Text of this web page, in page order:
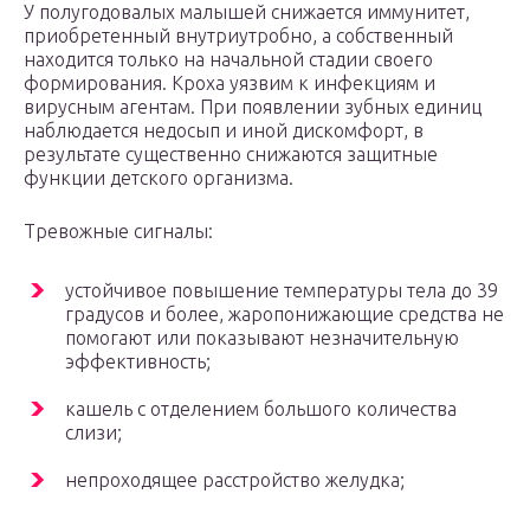
У полугодовалых малышей снижается иммунитет,
приобретенный внутриутробно, а собственный
находится только на начальной стадии своего
формирования. Кроха уязвим к инфекциям и
вирусным агентам. При появлении зубных единиц
наблюдается недосып и иной дискомфорт, в
результате существенно снижаются защитные
функции детского организма.
Тревожные сигналы:
устойчивое повышение температуры тела до 39
градусов и более, жаропонижающие средства не
помогают или показывают незначительную
эффективность;
кашель с отделением большого количества
слизи;
непроходящее расстройство желудка;